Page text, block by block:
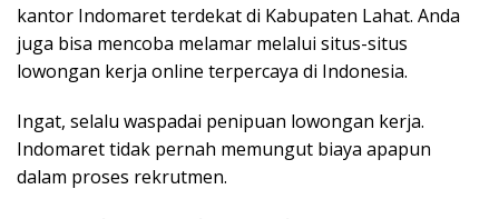
kantor Indomaret terdekat di Kabupaten Lahat. Anda
juga bisa mencoba melamar melalui situs-situs
lowongan kerja online terpercaya di Indonesia.
Ingat, selalu waspadai penipuan lowongan kerja.
Indomaret tidak pernah memungut biaya apapun
dalam proses rekrutmen.